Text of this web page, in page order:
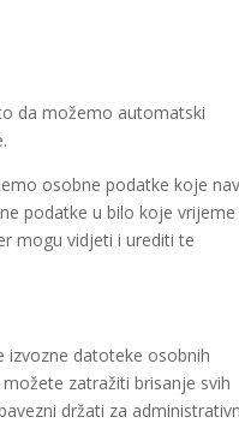
da možemo automatski
osobne podatke koje
podatke u bilo koje vrijeme
mogu vidjeti i urediti te
izvozne datoteke osobnih
zatražiti brisanje svih
držati za